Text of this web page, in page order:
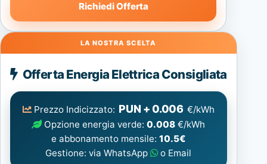
Richiedi Offerta
Energia
Elettrica
consigliata
Offerta Energia Elettrica Consigliata
Prezzo Indicizzato: PUN + 0.006 €/kWh
Opzione energia verde:0.008 €/kWh
e abbonamento mensile: 10.5€
Gestione: via WhatsApp
o Email